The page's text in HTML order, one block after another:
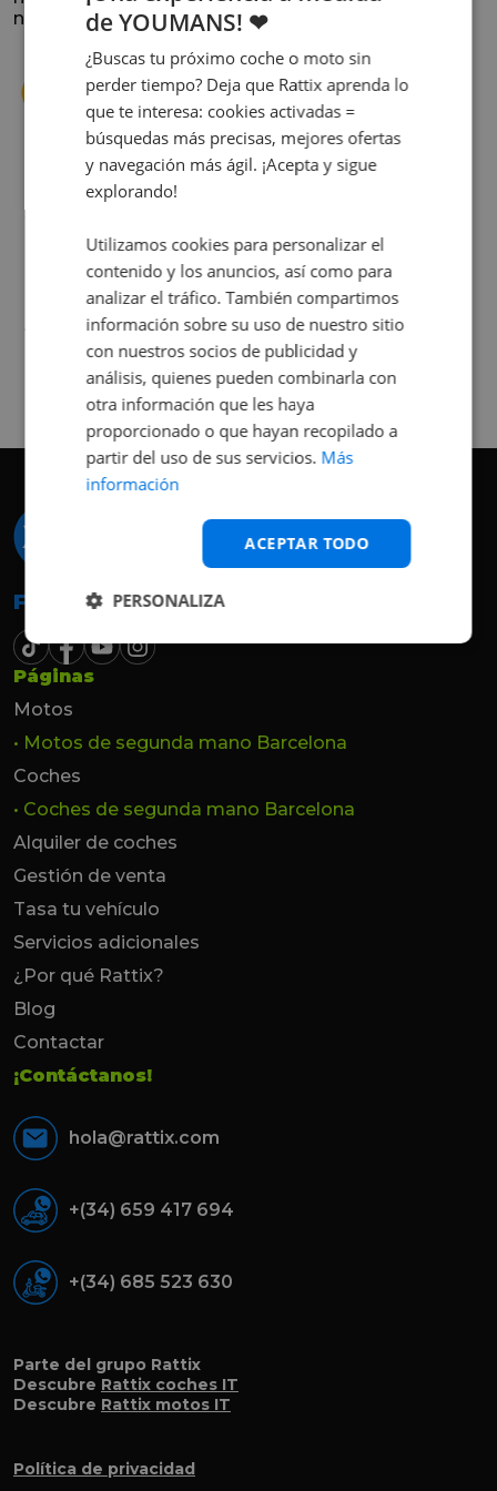
nuestra historia.
Cuando decidí vender mi coche busqué
diferentes empresas donde hacerlo y la que
me dio más confianza fue Rattix, por las
buenas (y tantas) reseñas que tienen.
Realmente la experiencia ha sido muy
buena, Carolina ha sido siempre muy atenta
y profesional. Finalmente mi hermana se
queda el coche, pero no puedo más que
recomendar el buen trato desde el primer
hasta el último momento.
Judit Sorribes
Follow the beat
Páginas
Motos
• Motos de segunda mano Barcelona
Coches
• Coches de segunda mano Barcelona
Alquiler de coches
Gestión de venta
Tasa tu vehículo
Servicios adicionales
¿Por qué Rattix?
Blog
Contactar
¡Contáctanos!
hola@rattix.com
+(34) 659 417 694
+(34) 685 523 630
Parte del grupo Rattix
Descubre Rattix coches IT
Descubre Rattix motos IT
Política de privacidad
de YOUMANS! ❤
¿Buscas tu próximo coche o moto sin
perder tiempo? Deja que Rattix aprenda lo
que te interesa: cookies activadas =
búsquedas más precisas, mejores ofertas
y navegación más ágil. ¡Acepta y sigue
explorando!
Utilizamos cookies para personalizar el
contenido y los anuncios, así como para
analizar el tráfico. También compartimos
información sobre su uso de nuestro sitio
con nuestros socios de publicidad y
análisis, quienes pueden combinarla con
otra información que les haya
proporcionado o que hayan recopilado a
partir del uso de sus servicios. Más
información
ACEPTAR TODO
PERSONALIZA